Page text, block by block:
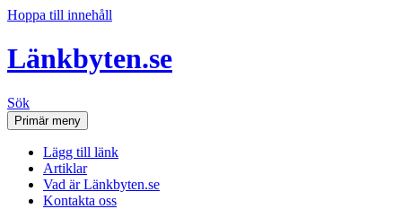
Hoppa till innehåll
Länkbyten.se
Sök
Primär meny
Lägg till länk
Artiklar
Vad är Länkbyten.se
Kontakta oss